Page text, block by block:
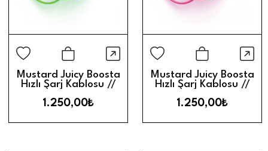
Sepete Ekle
Hızlı Görünüm
Mustard Juicy Boosta
Hızlı Şarj Kablosu //
1.250,00₺
Sepete
Mustard Juicy Boosta
Hızlı Şarj Kablosu //
1.250,00₺